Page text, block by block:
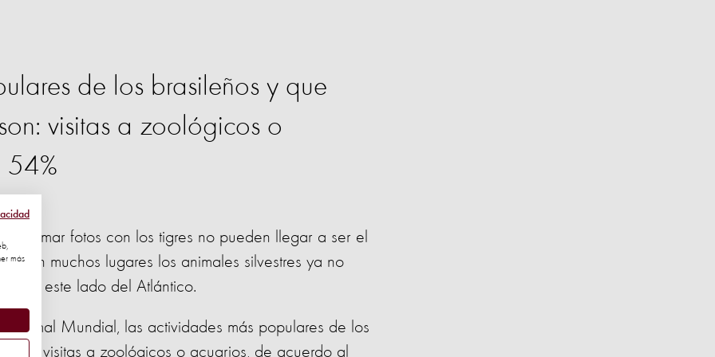
de los brasileños y que
visitas a zoológicos o
54%
ó tomar fotos con los tigres no pueden llegar a ser el
en muchos lugares los animales silvestres ya no
en este lado del Atlántico.
Animal Mundial, las actividades más populares de los
son: visitas a zoológicos o acuarios, de acuerdo al
más